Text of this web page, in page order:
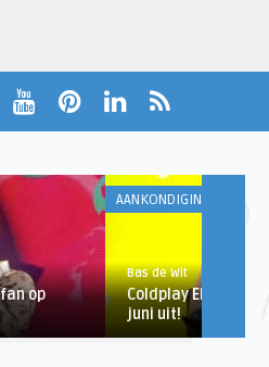
op
AANKONDIGINGEN
Bas de Wit
Coldplay EP
juni uit!